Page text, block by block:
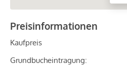
Preisinformationen
Kaufpreis
Grundbucheintragung: